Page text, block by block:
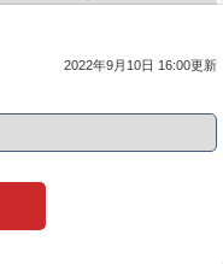
2022年9月10日 16:00更新